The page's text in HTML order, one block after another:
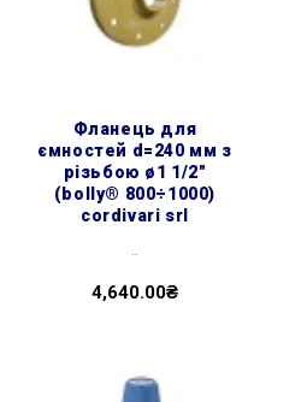
фланець для
ємностей d=240 мм з
різьбою ø1 1/2″
(bolly® 800÷1000)
cordivari srl
4,640.00₴